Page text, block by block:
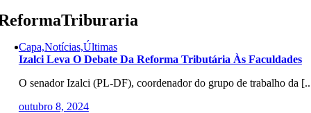
Capa,Notícias,Últimas
Izalci Leva O Debate Da Reforma Tributária Às Faculdades
O senador Izalci (PL-DF), coordenador do grupo de trabalho da
outubro 8, 2024